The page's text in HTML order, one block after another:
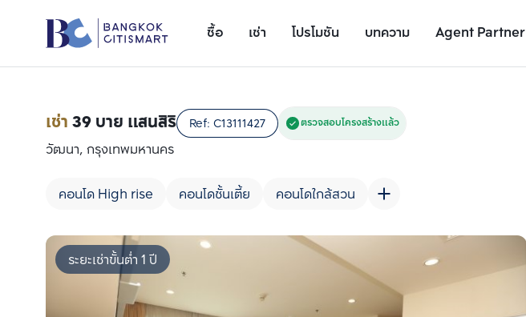
ซื้อ เช่า โปรโมชัน บทความ Agent Partner
รายละเอียดยูนิต
เช่า39 บาย แสนสิริ Ref: C13111427 ตรวจสอบโครงสร้างแล้ว
วัฒนา, กรุงเทพมหานคร
คอนโด High rise คอนโดชั้นเตี้ย คอนโดใกล้สวน
ระยะเช่าขั้นต่ำ 1 ปี
เพิ่มยูนิตเปรียบเทียบ
รายการที่ 1
เพิ่มยูนิตเปรียบเทียบ
รายการที่ 2